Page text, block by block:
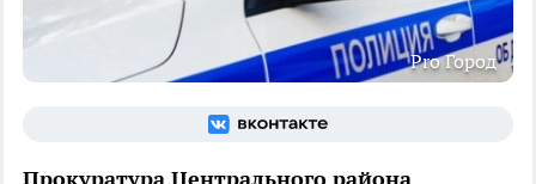
Pro Город
Прокуратура Центрального района